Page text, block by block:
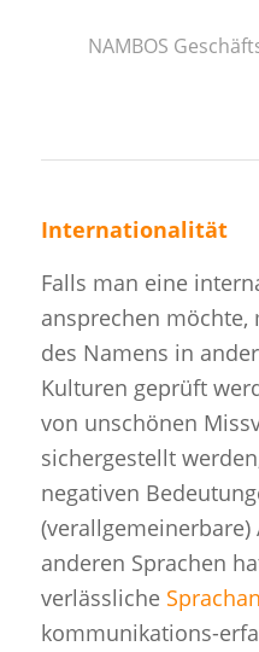
NAMBOS
Internationalität
Falls man eine
ansprechen möchte,
des Namens in
Kulturen geprüft
von unschönen
sichergestellt
negativen
anderen Sprachen
verlässliche
kommunikations-